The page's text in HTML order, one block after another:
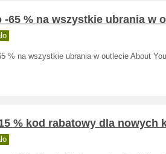
-65 % na wszystkie ubrania w
% na wszystkie ubrania w outlecie About
% kod rabatowy dla nowych